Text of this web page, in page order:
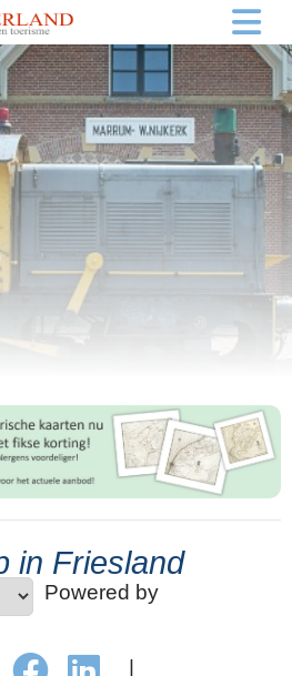
in Friesland
Powered by